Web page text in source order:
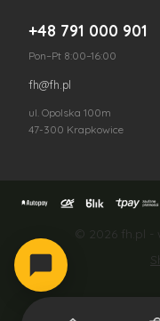
+48 791 000 901
Pon–Pt 8:00–16:00
fh@fh.pl
ul. Opolska 100m
47-300 Krapkowice
© 2026 fh.pl -